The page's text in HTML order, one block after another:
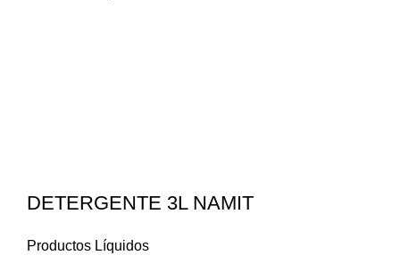
DETERGENTE 3L NAMIT
Productos Líquidos